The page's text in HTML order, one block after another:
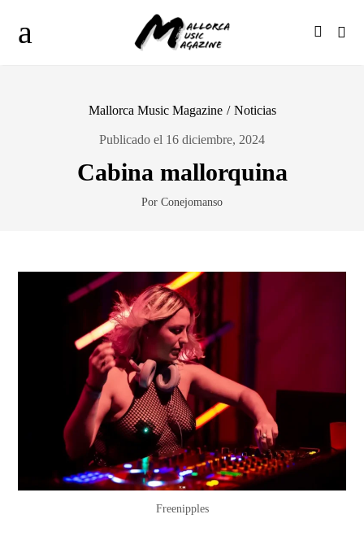
Mallorca Music Magazine / Noticias
Publicado el 16 diciembre, 2024
Cabina mallorquina
Por Conejomanso
Freenipples